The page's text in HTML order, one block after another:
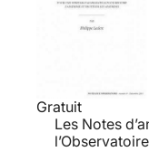
Gratuit
Les Notes
l’Observatoire